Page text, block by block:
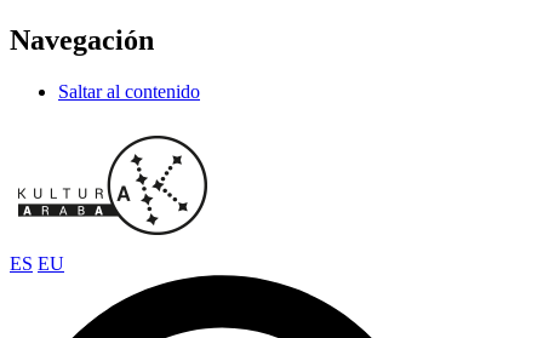
Navegación
Saltar al contenido
ES EU